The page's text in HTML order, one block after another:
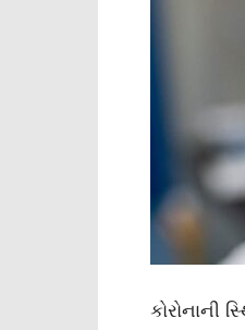
કોરોનાની